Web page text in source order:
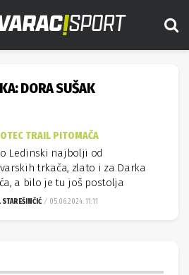
DORA SUŠAK
TRAIL PITOMAČA
Ledinski najbolji od
trkača, zlato i za Darka
a bilo je tu još postolja
STAREŠINČIĆ 05.06.2024. 11:11